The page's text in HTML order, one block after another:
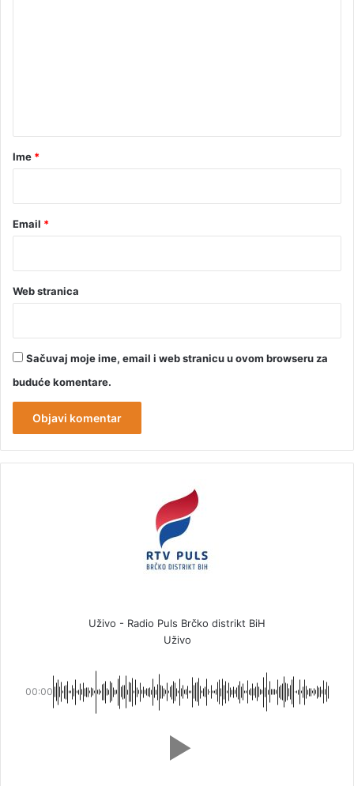
rIme *
Email *
Web stranica
Sačuvaj moje ime, email i web stranicu u ovom browseru za
buduće komentare.
Uživo - Radio Puls Brčko distrikt BiH
Uživo
00:00